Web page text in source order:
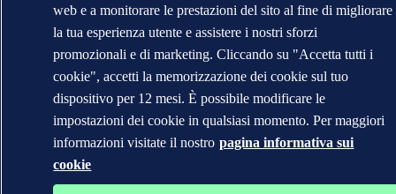
web e a monitorare le prestazioni del sito al fine di migliorare
la tua esperienza utente e assistere i nostri sforzi
promozionali e di marketing. Cliccando su "Accetta tutti i
cookie", accetti la memorizzazione dei cookie sul tuo
dispositivo per 12 mesi. È possibile modificare le
impostazioni dei cookie in qualsiasi momento. Per maggiori
informazioni visitate il nostro pagina informativa sui
cookie